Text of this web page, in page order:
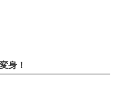
身！